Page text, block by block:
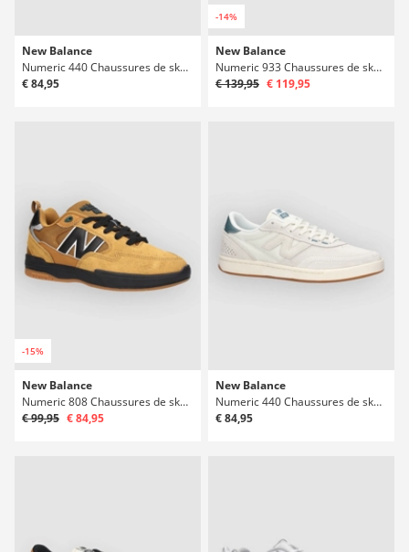
New Balance
Numeric 440 Chaussures de skate
€ 84,95
-14%
New Balance
Numeric 933 Chaussures de skate
€ 139,95 € 119,95
-15%
New Balance
Numeric 808 Chaussures de skate
€ 99,95 € 84,95
New Balance
Numeric 440 Chaussures de skate
€ 84,95